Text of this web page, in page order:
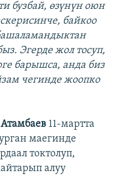
бузбай, өзүнүн оюн
байкоо
Эгерде жол тосуп,
барышса, анда биз
чегинде жоопко
11-мартта
маегинде
токтолуп,
алуу